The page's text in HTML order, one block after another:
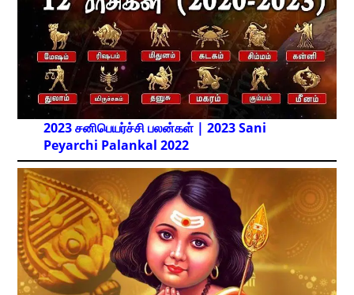
2023 சனிபெயர்ச்சி பலன்கள் | 2023 Sani
Peyarchi Palankal 2022